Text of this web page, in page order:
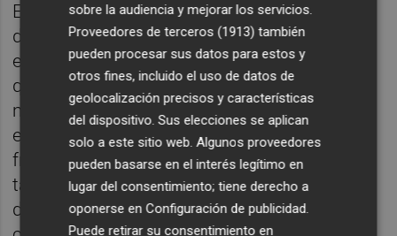
El edil ha recordado que "dentro de la ciudad
de Castelló, el entorno que más representa
esa necesidad de equilibrio y de cuidar lo
que nos rodea, no es otro que el nuestras
magníficas playas. Porque son un
ecosistema muy valioso pero también muy
frágil y porque cada verano son miles
también las personas que vienen aquí para
disfrutar de sus vacaciones y de festivales
sobre la audiencia y mejorar los servicios.
Proveedores de terceros (1913) también
pueden procesar sus datos para estos y
otros fines, incluido el uso de datos de
geolocalización precisos y características
del dispositivo. Sus elecciones se aplican
solo a este sitio web. Algunos proveedores
pueden basarse en el interés legítimo en
lugar del consentimiento; tiene derecho a
oponerse enConfiguración de publicidad
Puede retirar su consentimiento en